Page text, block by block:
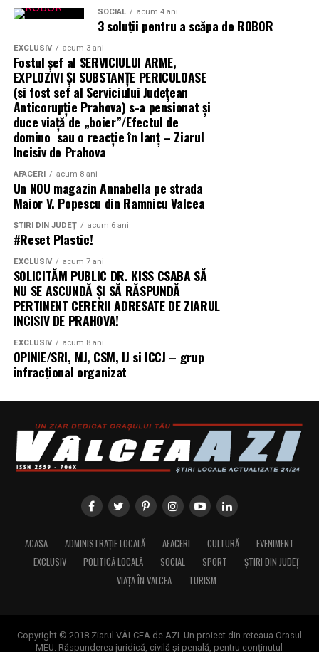
SOCIAL acum 4 ani
3 soluții pentru a scăpa de ROBOR
EXCLUSIV acum 3 ani
Fostul șef al SERVICIULUI ARME,
EXPLOZIVI ŞI SUBSTANŢE PERICULOASE
(si fost sef al Serviciului Judeţean
Anticorupţie Prahova) s-a pensionat și
duce viață de „boier”/Efectul de
domino sau o reacție în lanț – Ziarul
Incisiv de Prahova
AFACERI acum 8 ani
Un NOU magazin Annabella pe strada
Maior V. Popescu din Ramnicu Valcea
ȘTIRI DIN JUDEȚ acum 6 ani
#Reset Plastic!
EXCLUSIV acum 7 ani
SOLICITĂM PUBLIC DR. KISS CSABA SĂ
NU SE ASCUNDĂ ȘI SĂ RĂSPUNDĂ
PERTINENT CERERII ADRESATE DE ZIARUL
INCISIV DE PRAHOVA!
EXCLUSIV acum 8 ani
OPINIE/SRI, MJ, CSM, IJ si ICCJ – grup
infracțional organizat
ACASA ADMINISTRAȚIE LOCALĂ AFACERI CULTURĂ
EVENIMENT
EXCLUSIV
POLITICĂ LOCALĂ SOCIAL SPORT
ȘTIRI DIN JUDEȚ
VIAȚA ÎN VALCEA
TURISM
Copyright © 2018 Ziarul VÂLCEA de AZI. Un proiect din reteaua Orasul
MEU. Răspunderea juridică, civilă și penală, pentru conținutul